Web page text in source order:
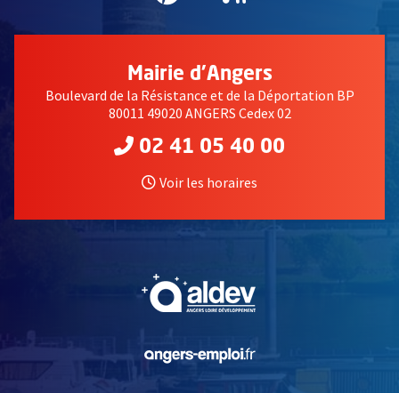
Mairie d'Angers
Boulevard de la Résistance et de la Déportation BP
80011 49020 ANGERS Cedex 02
02 41 05 40 00
Voir les horaires